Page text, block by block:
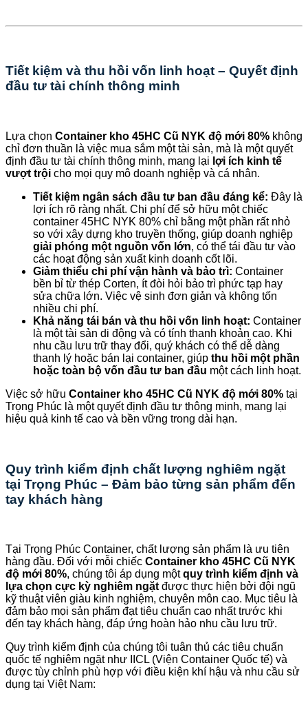
Tiết kiệm và thu hồi vốn linh hoạt – Quyết định
đầu tư tài chính thông minh
Lựa chọn Container kho 45HC Cũ NYK độ mới 80% không
chỉ đơn thuần là việc mua sắm một tài sản, mà là một quyết
định đầu tư tài chính thông minh, mang lại lợi ích kinh tế
vượt trội cho mọi quy mô doanh nghiệp và cá nhân.
Tiết kiệm ngân sách đầu tư ban đầu đáng kể: Đây là
lợi ích rõ ràng nhất. Chi phí để sở hữu một chiếc
container 45HC NYK 80% chỉ bằng một phần rất nhỏ
so với xây dựng kho truyền thống, giúp doanh nghiệp
giải phóng một nguồn vốn lớn, có thể tái đầu tư vào
các hoạt động sản xuất kinh doanh cốt lõi.
Giảm thiểu chi phí vận hành và bảo trì: Container
bền bỉ từ thép Corten, ít đòi hỏi bảo trì phức tạp hay
sửa chữa lớn. Việc vệ sinh đơn giản và không tốn
nhiều chi phí.
Khả năng tái bán và thu hồi vốn linh hoạt: Container
là một tài sản di động và có tính thanh khoản cao. Khi
nhu cầu lưu trữ thay đổi, quý khách có thể dễ dàng
thanh lý hoặc bán lại container, giúp thu hồi một phần
hoặc toàn bộ vốn đầu tư ban đầu một cách linh hoạt.
Việc sở hữu Container kho 45HC Cũ NYK độ mới 80% tại
Trọng Phúc là một quyết định đầu tư thông minh, mang lại
hiệu quả kinh tế cao và bền vững trong dài hạn.
Quy trình kiểm định chất lượng nghiêm ngặt
tại Trọng Phúc – Đảm bảo từng sản phẩm đến
tay khách hàng
Tại Trọng Phúc Container, chất lượng sản phẩm là ưu tiên
hàng đầu. Đối với mỗi chiếc Container kho 45HC Cũ NYK
độ mới 80%, chúng tôi áp dụng mộtquy trình kiểm định và
lựa chọn cực kỳ nghiêm ngặt được thực hiện bởi đội ngũ
kỹ thuật viên giàu kinh nghiệm, chuyên môn cao. Mục tiêu là
đảm bảo mọi sản phẩm đạt tiêu chuẩn cao nhất trước khi
đến tay khách hàng, đáp ứng hoàn hảo nhu cầu lưu trữ.
Quy trình kiểm định của chúng tôi tuân thủ các tiêu chuẩn
quốc tế nghiêm ngặt như IICL (Viện Container Quốc tế) và
được tùy chỉnh phù hợp với điều kiện khí hậu và nhu cầu sử
dụng tại Việt Nam: